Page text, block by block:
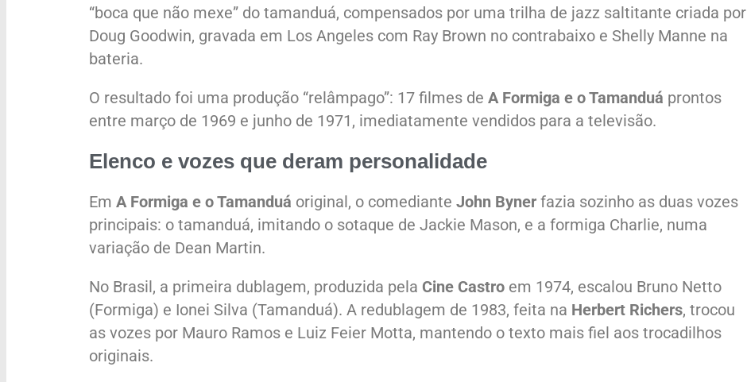
“boca que não mexe” do tamanduá, compensados por uma trilha de jazz saltitante criada por
Doug Goodwin, gravada em Los Angeles com Ray Brown no contrabaixo e Shelly Manne na
bateria.
O resultado foi uma produção “relâmpago”: 17 filmes de A Formiga e o Tamanduá prontos
entre março de 1969 e junho de 1971, imediatamente vendidos para a televisão.
Elenco e vozes que deram personalidade
Em A Formiga e o Tamanduá original, o comediante John Byner fazia sozinho as duas vozes
principais: o tamanduá, imitando o sotaque de Jackie Mason, e a formiga Charlie, numa
variação de Dean Martin.
No Brasil, a primeira dublagem, produzida pela Cine Castro em 1974, escalou Bruno Netto
(Formiga) e Ionei Silva (Tamanduá). A redublagem de 1983, feita na Herbert Richers, trocou
as vozes por Mauro Ramos e Luiz Feier Motta, mantendo o texto mais fiel aos trocadilhos
originais.